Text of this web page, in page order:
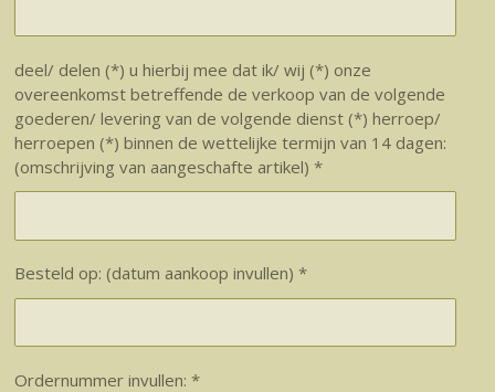
deel/ delen (*) u hierbij mee dat ik/ wij (*) onze
overeenkomst betreffende de verkoop van de volgende
goederen/ levering van de volgende dienst (*) herroep/
herroepen (*) binnen de wettelijke termijn van 14 dagen:
(omschrijving van aangeschafte artikel) *
Besteld op: (datum aankoop invullen) *
Ordernummer invullen: *